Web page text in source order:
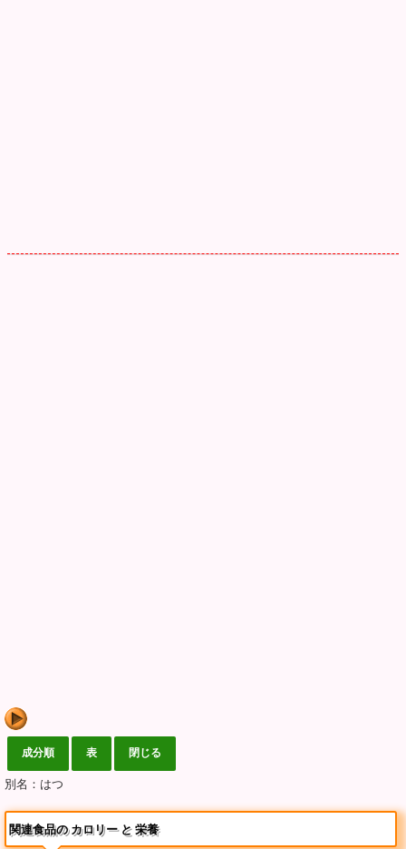
別名：はつ
関連食品の カロリー と 栄養